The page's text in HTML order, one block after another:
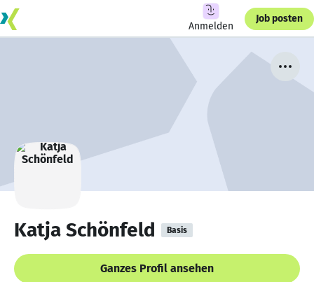
Anmelden
Job posten
Katja Schönfeld Basis
Ganzes Profil ansehen